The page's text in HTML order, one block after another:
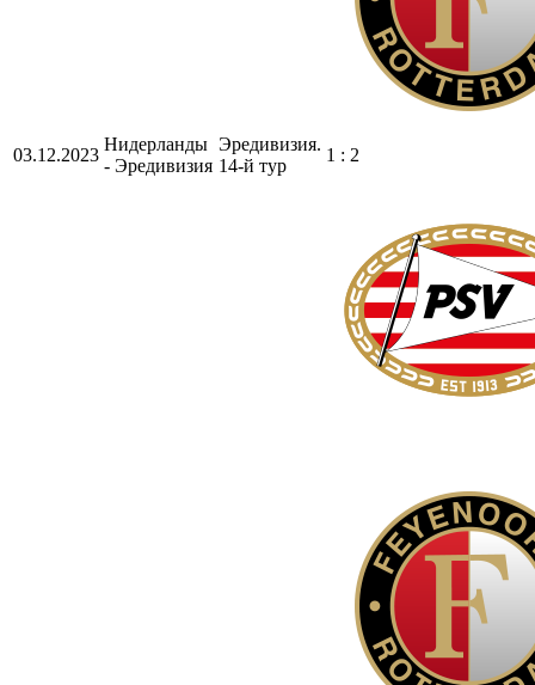
03.12.2023
Нидерланды
- Эредивизия
Эредивизия.
14-й тур
1 : 2